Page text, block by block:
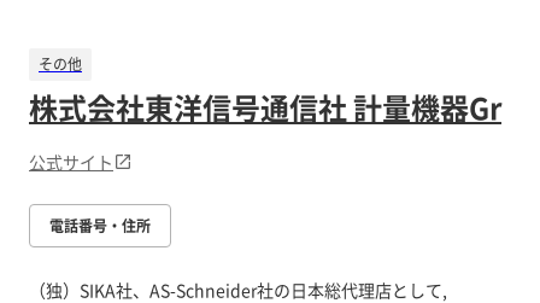
その他
株式会社東洋信号通信社 計量機器Gr
公式サイト
電話番号・住所
（独）SIKA社、AS-Schneider社の日本総代理店として,